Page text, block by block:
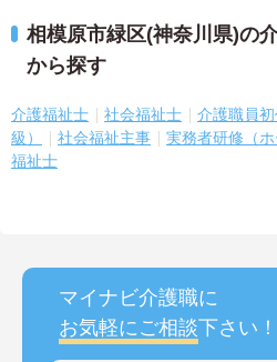
相模原市緑区(神奈川県)の
から探す
介護福祉士 社会福祉士
介護職員
級）
社会福祉主事 実務者研修（ホ
福祉士
マイナビ介護職に
お気軽にご相談下さい！